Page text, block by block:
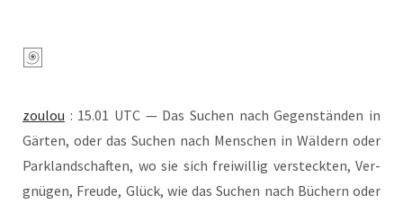
zou­lou : 15.01 UTC — Das Suchen nach Gegen­stän­den in
Gär­ten, oder das Suchen nach Men­schen in Wäl­dern oder
Park­land­schaf­ten, wo sie sich frei­wil­lig ver­steck­ten, Ver­
gnü­gen, Freu­de, Glück, wie das Suchen nach Büchern oder